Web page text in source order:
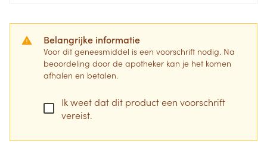
Belangrijke informatie
Voor dit geneesmiddel is een voorschrift nodig. Na
beoordeling door de apotheker kan je het komen
afhalen en betalen.
Ik weet dat dit product een voorschrift
vereist.